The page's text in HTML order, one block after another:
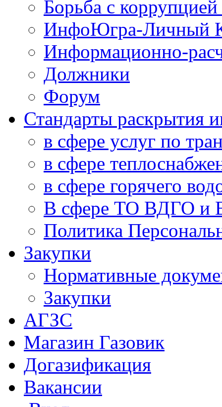
Борьба с
ИнфоЮгра-Личный
Информационно-
Должники
Форум
Стандарты раскрытия
в сфере услуг по
в сфере
в сфере горячего
В сфере ТО ВДГО и
Политика
Закупки
Нормативные
Закупки
АГЗС
Магазин Газовик
Догазификация
Вакансии